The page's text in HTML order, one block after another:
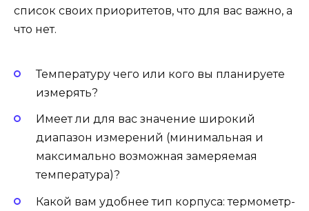
список своих приоритетов, что для вас важно, а
что нет.
Температуру чего или кого вы планируете
измерять?
Имеет ли для вас значение широкий
диапазон измерений (минимальная и
максимально возможная замеряемая
температура)?
Какой вам удобнее тип корпуса: термометр-